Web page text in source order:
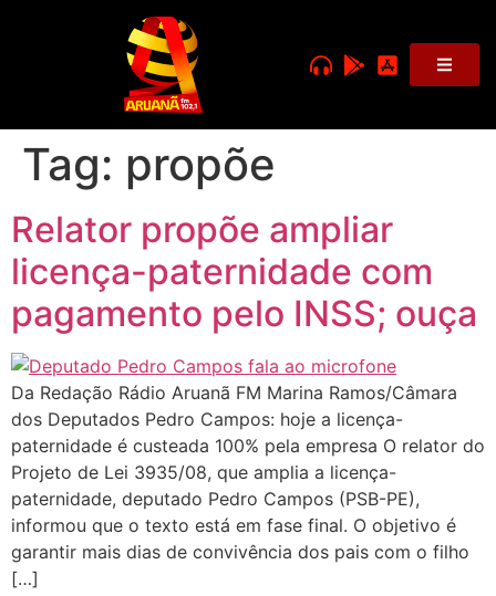
Tag: propõe
Relator propõe ampliar
licença-paternidade com
pagamento pelo INSS; ouça
Da Redação Rádio Aruanã FM Marina Ramos/Câmara
dos Deputados Pedro Campos: hoje a licença-
paternidade é custeada 100% pela empresa O relator do
Projeto de Lei 3935/08, que amplia a licença-
paternidade, deputado Pedro Campos (PSB-PE),
informou que o texto está em fase final. O objetivo é
garantir mais dias de convivência dos pais com o filho
[…]